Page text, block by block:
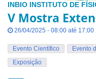
INBIO INSTITUTO DE
V Mostra
26/04/2025 - 08:00 até 17:00
Evento Científico
Evento
Exposição